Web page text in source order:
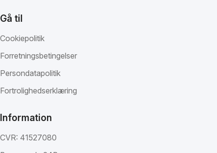
Gå til
Cookiepolitik
Forretningsbetingelser
Persondatapolitik
Fortrolighedserklæring
Information
CVR: 41527080